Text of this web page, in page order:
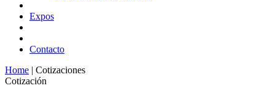
Expos
Contacto
Home | Cotizaciones
Cotización